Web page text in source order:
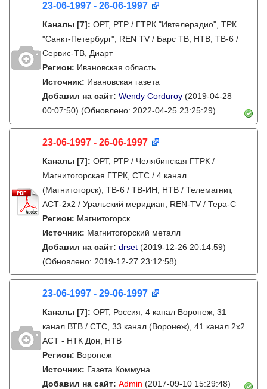
23-06-1997 - 26-06-1997
Каналы [7]: ОРТ, РТР / ГТРК "Ивтелерадио", ТРК
"Санкт-Петербург", REN TV / Барс ТВ, НТВ, ТВ-6 /
Сервис-ТВ, Диарт
Регион: Ивановская область
Источник: Ивановская газета
Добавил на сайт: Wendy Corduroy (2019-04-28
00:07:50) (Обновлено: 2022-04-25 23:25:29)
23-06-1997 - 26-06-1997
Каналы [7]: ОРТ, РТР / Челябинская ГТРК /
Магнитогорская ГТРК, СТС / 4 канал
(Магнитогорск), ТВ-6 / ТВ-ИН, НТВ / Телемагнит,
АСТ-2х2 / Уральский меридиан, REN-TV / Тера-С
Регион: Магнитогорск
Источник: Магнитогорский металл
Добавил на сайт: drset (2019-12-26 20:14:59)
(Обновлено: 2019-12-27 23:12:58)
23-06-1997 - 29-06-1997
Каналы [7]: ОРТ, Россия, 4 канал Воронеж, 31
канал ВТВ / СТС, 33 канал (Воронеж), 41 канал 2x2
АСТ - НТК Дон, НТВ
Регион: Воронеж
Источник: Газета Коммуна
Добавил на сайт: Admin (2017-09-10 15:29:48)